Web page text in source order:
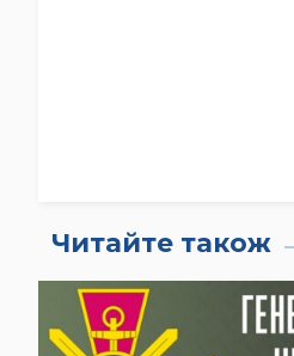
Читайте також